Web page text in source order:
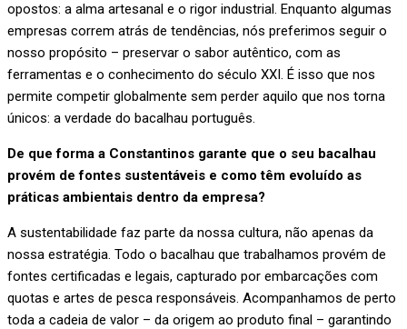
opostos: a alma artesanal e o rigor industrial. Enquanto algumas
empresas correm atrás de tendências, nós preferimos seguir o
nosso propósito – preservar o sabor autêntico, com as
ferramentas e o conhecimento do século XXI. É isso que nos
permite competir globalmente sem perder aquilo que nos torna
únicos: a verdade do bacalhau português.
De que forma a Constantinos garante que o seu bacalhau
provém de fontes sustentáveis e como têm evoluído as
práticas ambientais dentro da empresa?
A sustentabilidade faz parte da nossa cultura, não apenas da
nossa estratégia. Todo o bacalhau que trabalhamos provém de
fontes certificadas e legais, capturado por embarcações com
quotas e artes de pesca responsáveis. Acompanhamos de perto
toda a cadeia de valor – da origem ao produto final – garantindo